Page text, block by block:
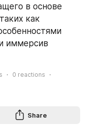
в основе
как
иммерсив
0 reactions
Share